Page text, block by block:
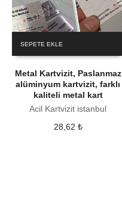
SEPETE EKLE
Metal Kartvizit, Paslanmaz
alüminyum kartvizit, farklı
kaliteli metal kart
Acil Kartvizit istanbul
28,62 ₺